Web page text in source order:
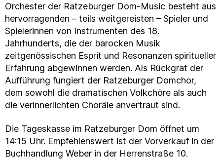
Orchester der Ratzeburger Dom-Music besteht aus
hervorragenden – teils weitgereisten – Spieler und
Spielerinnen von Instrumenten des 18.
Jahrhunderts, die der barocken Musik
zeitgenössischen Esprit und Resonanzen spiritueller
Erfahrung abgewinnen werden. Als Rückgrat der
Aufführung fungiert der Ratzeburger Domchor,
dem sowohl die dramatischen Volkchöre als auch
die verinnerlichten Choräle anvertraut sind.
Die Tageskasse im Ratzeburger Dom öffnet um
14:15 Uhr. Empfehlenswert ist der Vorverkauf in der
Buchhandlung Weber in der Herrenstraße 10.